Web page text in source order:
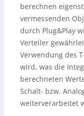
berechnen
vermessenden
durch Plug&Play
Verteiler
Verwendung des
wird, was die
berechneten
Schalt- bzw.
weiterverarbeitet